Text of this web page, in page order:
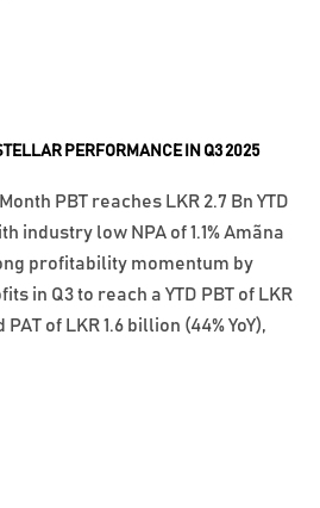
PERFORMANCE IN Q3 2025
PBT reaches LKR 2.7 Bn YTD
industry low NPA of 1.1% Amãna
profitability momentum by
in Q3 to reach a YTD PBT of LKR
PAT of LKR 1.6 billion (44% YoY),